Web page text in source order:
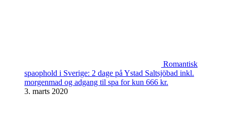
Romantisk
spaophold i Sverige: 2 dage på Ystad Saltsjöbad inkl.
morgenmad og adgang til spa for kun 666 kr.
3. marts 2020